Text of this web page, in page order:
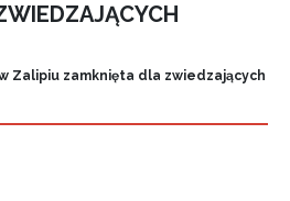
Zalipiu zamknięta dla zwiedzających